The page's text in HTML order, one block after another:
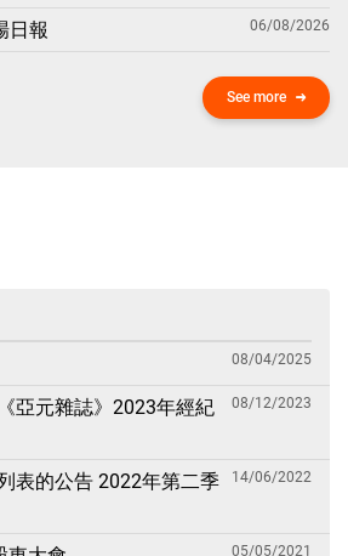
日報 06/08/2026
See more
08/04/2025
亞元雜誌》2023年經紀
08/12/2023
表的公告 2022年第二季
14/06/2022
05/05/2021